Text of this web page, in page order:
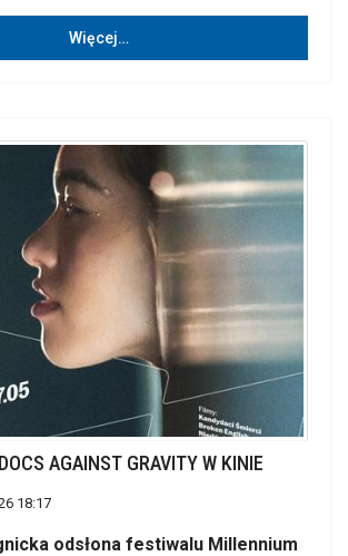
Więcej…
AGAINST GRAVITY W KINIE
18:17
odsłona festiwalu Millennium